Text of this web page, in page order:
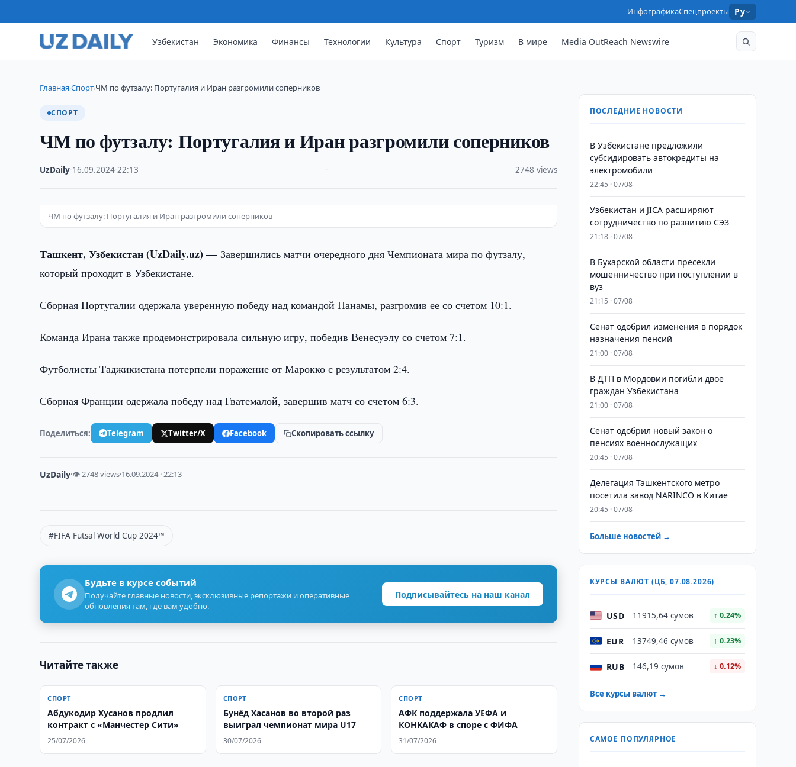
ИнфографикаСпецпроекты Ру
Узбекистан Экономика Финансы Технологии Культура Спорт Туризм В мире Media OutReach Newswire
Главная›Спорт›ЧМ по футзалу: Португалия и Иран разгромили соперников
СПОРТ
ЧМ по футзалу: Португалия и Иран разгромили соперников
UzDaily 16.09.2024 ·22:13 2748 views
ЧМ по футзалу: Португалия и Иран разгромили соперников
Ташкент, Узбекистан (UzDaily.uz) —Завершились матчи очередного дня Чемпионата мира по футзалу,
который проходит в Узбекистане.
Сборная Португалии одержала уверенную победу над командой Панамы, разгромив ее со счетом 10:1.
Команда Ирана также продемонстрировала сильную игру, победив Венесуэлу со счетом 7:1.
Футболисты Таджикистана потерпели поражение от Марокко с результатом 2:4.
Сборная Франции одержала победу над Гватемалой, завершив матч со счетом 6:3.
Поделиться: Telegram Twitter/X Facebook Скопировать ссылку
UzDaily·👁 2748 views·16.09.2024 · 22:13
#FIFA Futsal World Cup 2024™
Будьте в курсе событий
Получайте главные новости, эксклюзивные репортажи и оперативные
обновления там, где вам удобно.
Подписывайтесь на наш канал
Читайте также
СПОРТ
Абдукодир Хусанов продлил
контракт с «Манчестер Сити»
25/07/2026
СПОРТ
Бунёд Хасанов во второй раз
выиграл чемпионат мира U17
30/07/2026
СПОРТ
АФК поддержала УЕФА и
КОНКАКАФ в споре с ФИФА
31/07/2026
ПОСЛЕДНИЕ НОВОСТИ
В Узбекистане предложили
субсидировать автокредиты на
электромобили
22:45 · 07/08
Узбекистан и JICA расширяют
сотрудничество по развитию СЭЗ
21:18 · 07/08
В Бухарской области пресекли
мошенничество при поступлении в
вуз
21:15 · 07/08
Сенат одобрил изменения в порядок
назначения пенсий
21:00 · 07/08
В ДТП в Мордовии погибли двое
граждан Узбекистана
21:00 · 07/08
Сенат одобрил новый закон о
пенсиях военнослужащих
20:45 · 07/08
Делегация Ташкентского метро
посетила завод NARINCO в Китае
20:45 · 07/08
Больше новостей →
КУРСЫ ВАЛЮТ (ЦБ, 07.08.2026)
USD 11915,64 сумов ↑ 0.24%
EUR 13749,46 сумов ↑ 0.23%
RUB 146,19 сумов ↓ 0.12%
Все курсы валют →
САМОЕ ПОПУЛЯРНОЕ